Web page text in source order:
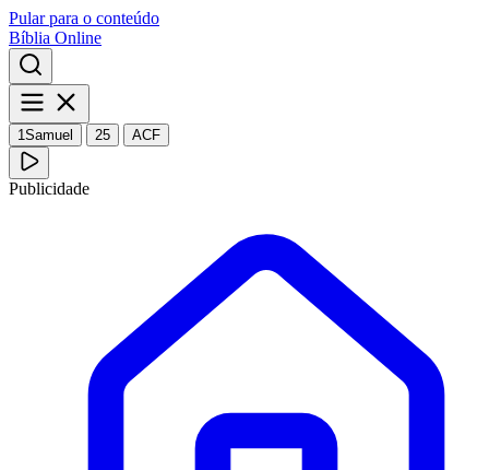
Pular para o conteúdo
Bíblia Online
1Samuel 25 ACF
Publicidade